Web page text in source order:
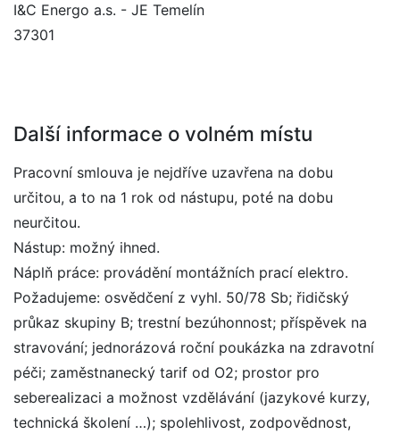
I&C Energo a.s. - JE Temelín
37301
Další informace o volném místu
Pracovní smlouva je nejdříve uzavřena na dobu
určitou, a to na 1 rok od nástupu, poté na dobu
neurčitou.
Nástup: možný ihned.
Náplň práce: provádění montážních prací elektro.
Požadujeme: osvědčení z vyhl. 50/78 Sb; řidičský
průkaz skupiny B; trestní bezúhonnost; příspěvek na
stravování; jednorázová roční poukázka na zdravotní
péči; zaměstnanecký tarif od O2; prostor pro
seberealizaci a možnost vzdělávání (jazykové kurzy,
technická školení …); spolehlivost, zodpovědnost,